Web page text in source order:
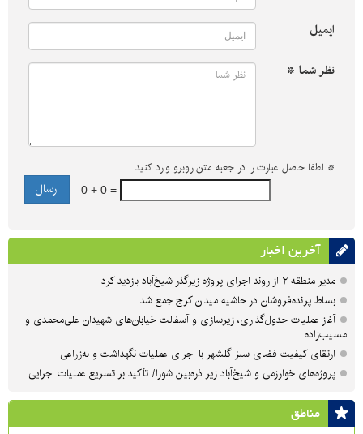
ایمیل
نظر شما *
* لطفا حاصل عبارت را در جعبه متن روبرو وارد کنید
0 + 0 =
آخرین اخبار
مدیر منطقه ۲ از روند اجرای پروژه زیرگذر شیخ‌آباد بازدید کرد
بساط پرنده‌فروشان در حاشیه میدان کرج جمع شد
آغاز عملیات جدول‌گذاری، زیرسازی و آسفالت خیابان‌های شهیدان علی‌محمدی و
مسیب‌زاده
ارتقای کیفیت فضای سبز گلشهر با اجرای عملیات نگهداشت و به‌زراعی
پروژه‌های خوارزمی و شیخ‌آباد زیر ذره‌بین شورا/ تأکید بر تسریع عملیات اجرایی
مناطق